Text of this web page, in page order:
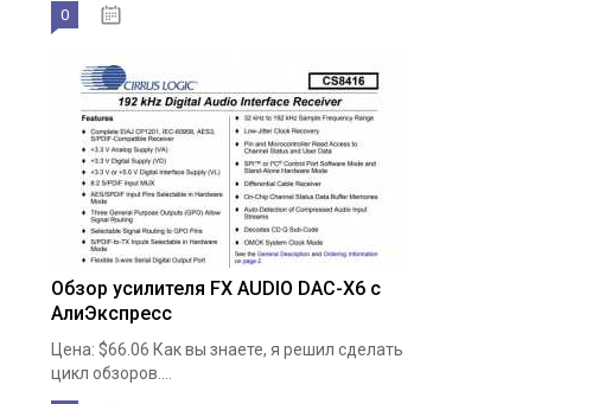
0
Обзор усилителя FX AUDIO DAC-X6 с
АлиЭкспресс
Цена: $66.06 Как вы знаете, я решил сделать
цикл обзоров....